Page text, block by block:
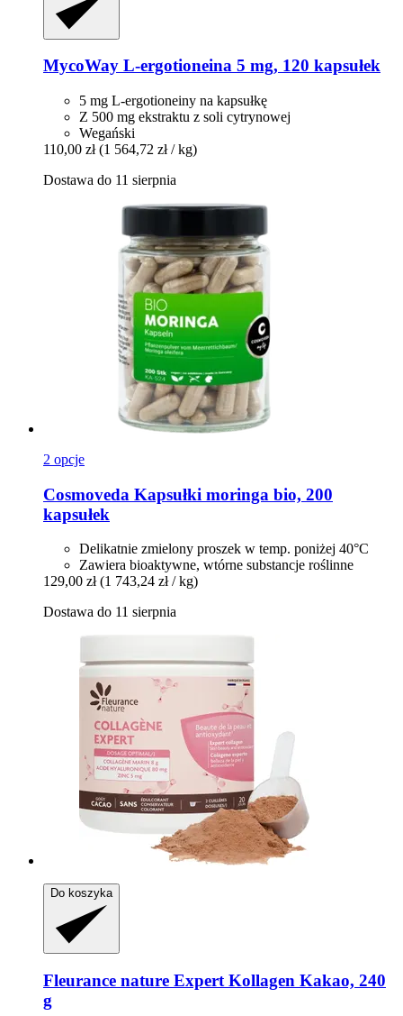
MycoWay L-​ergotioneina 5 mg, 120 kapsułek
5 mg L-ergotioneiny na kapsułkę
Z 500 mg ekstraktu z soli cytrynowej
Wegański
110,00 zł (1 564,72 zł / kg)
Dostawa do 11 sierpnia
2 opcje
Cosmoveda Kapsułki moringa bio, 200
kapsułek
Delikatnie zmielony proszek w temp. poniżej 40°C
Zawiera bioaktywne, wtórne substancje roślinne
129,00 zł (1 743,24 zł / kg)
Dostawa do 11 sierpnia
Do koszyka
Fleurance nature Expert Kollagen Kakao, 240
g